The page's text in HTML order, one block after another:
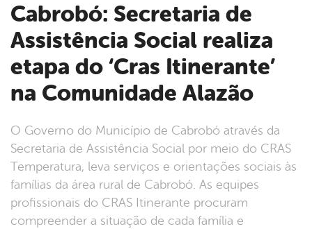
Cabrobó: Secretaria de
Assistência Social realiza
etapa do ‘Cras Itinerante’
na Comunidade Alazão
O Governo do Município de Cabrobó através da
Secretaria de Assistência Social por meio do CRAS
Temperatura, leva serviços e orientações sociais às
famílias da área rural de Cabrobó. As equipes
profissionais do CRAS Itinerante procuram
compreender a situação de cada família e